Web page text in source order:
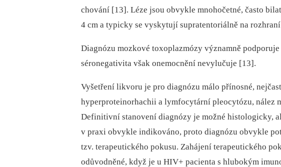
chování [13]. Léze jsou obvykle mnohočetné, často
4 cm a typicky se vyskytují supratentoriálně na
Diagnózu mozkové toxoplazmózy významně
séronegativita však onemocnění nevylučuje [13].
Vyšetření likvoru je pro diagnózu málo přínosné,
hyperproteinorhachii a lymfocytární pleocytózu, nález
Definitivní stanovení dia­gnózy je možné histologicky,
v praxi obvykle indikováno, proto diagnózu obvykle
tzv. terapeutického pokusu. Zahájení terapeutického
odůvodněné, když je u HIV+ pacienta s hlubokým